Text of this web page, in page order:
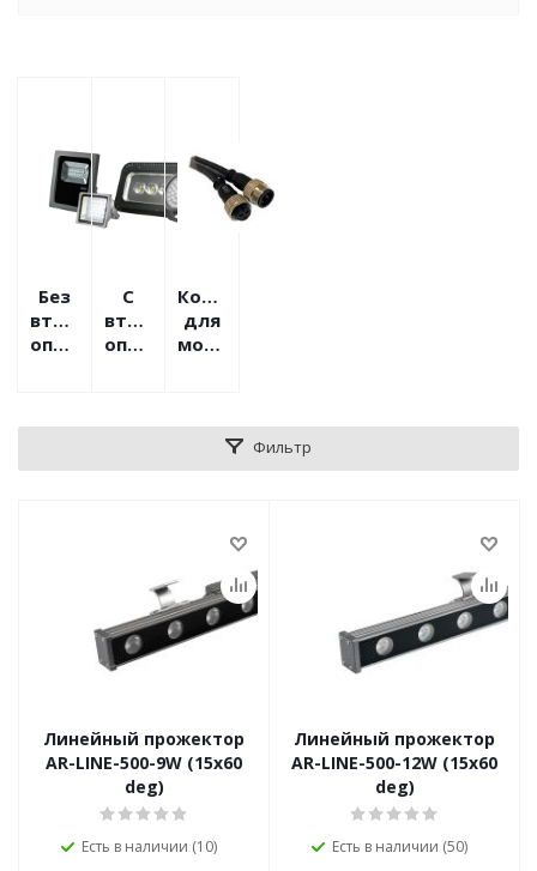
Без
вторичной
оптики
С
вторичной
оптикой
Комплектующие
для
монтажа
Фильтр
Линейный прожектор
AR-LINE-500-9W (15x60
deg)
Есть в наличии (10)
Линейный прожектор
AR-LINE-500-12W (15x60
deg)
Есть в наличии (50)